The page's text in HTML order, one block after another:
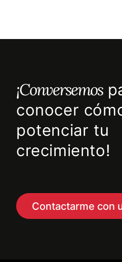
¡Conversemos
conocer
potenciar tu
crecimiento!
Contactarme con